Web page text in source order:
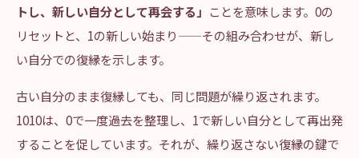
トし、新しい自分として再会する」 ことを意味します。0の
リセットと、1の新しい始まり——その組み合わせが、新し
い自分での復縁を示します。
古い自分のまま復縁しても、同じ問題が繰り返されます。
1010は、0で一度過去を整理し、1で新しい自分として再出発
することを促しています。それが、繰り返さない復縁の鍵で